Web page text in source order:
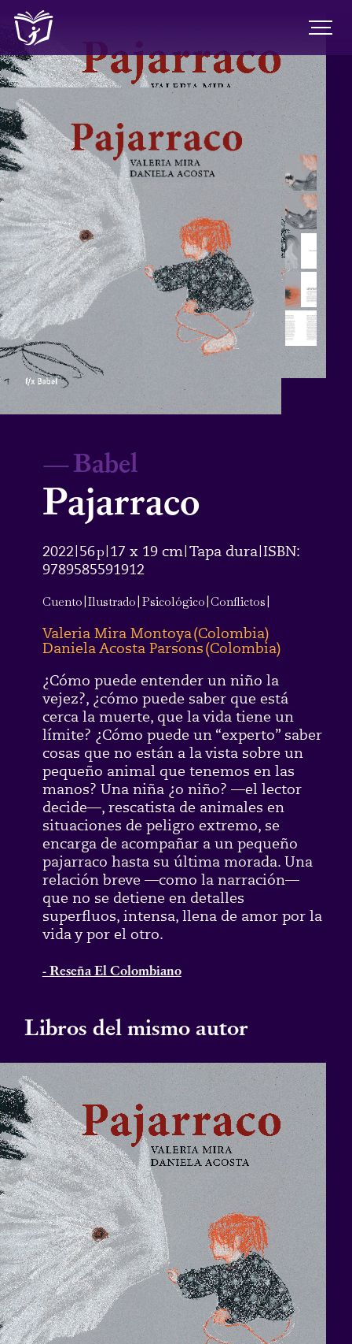
—Babel
Pajarraco
2022 56p 17 x 19 cm Tapa dura ISBN:
9789585591912
Cuento Ilustrado Psicológico Conflictos
Valeria Mira Montoya(Colombia)
Daniela Acosta Parsons(Colombia)
¿Cómo puede entender un niño la
vejez?, ¿cómo puede saber que está
cerca la muerte, que la vida tiene un
límite? ¿Cómo puede un “experto” saber
cosas que no están a la vista sobre un
pequeño animal que tenemos en las
manos? Una niña ¿o niño? —el lector
decide—, rescatista de animales en
situaciones de peligro extremo, se
encarga de acompañar a un pequeño
pajarraco hasta su última morada. Una
relación breve —como la narración—
que no se detiene en detalles
superfluos, intensa, llena de amor por la
vida y por el otro.
- Reseña El Colombiano
Libros del mismo autor